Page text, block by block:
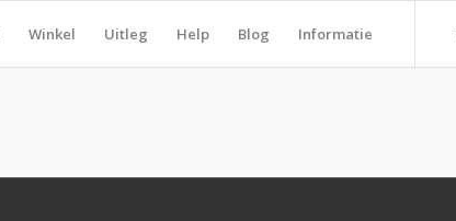
Winkel Uitleg Help Blog Informatie